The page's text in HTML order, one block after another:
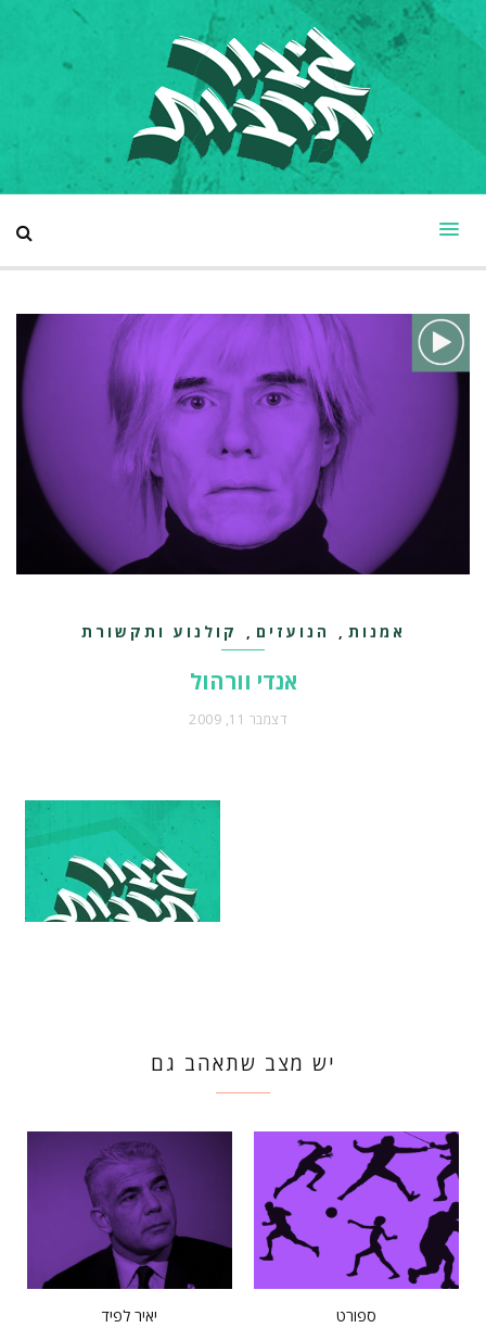
אמנות , הנועזים , קולנוע ותקשורת
אנדי וורהול
דצמבר 11, 2009
יש מצב שתאהב גם
יאיר לפיד ספורט